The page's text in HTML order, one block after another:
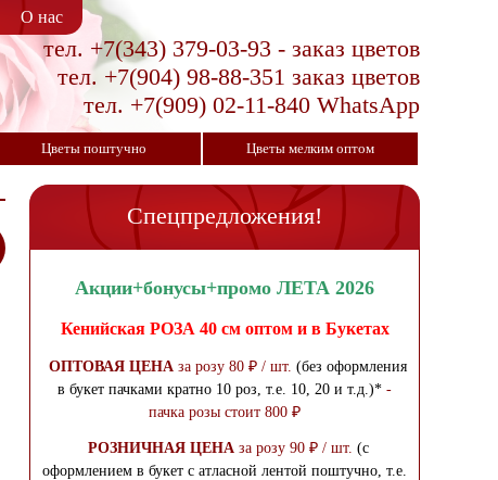
О нас
тел. +7(343) 379-03-93 - заказ цветов
тел. +7(904) 98-88-351 заказ цветов
тел. +7(909) 02-11-840 WhatsApp
Цветы поштучно Цветы мелким оптом
Спецпредложения!
Акции+бонусы+промо ЛЕТА 2026
Кенийская РОЗА 40 смоптом и в Букетах
ОПТОВАЯ ЦЕНА за розу 80 ₽ / шт. (без оформления
в букет пачками кратно 10 роз, т.е. 10, 20 и т.д.)* -
пачка розы стоит 800 ₽
РОЗНИЧНАЯ ЦЕНА за розу 90 ₽ / шт. (с
оформлением в букет с атласной лентой поштучно, т.е.